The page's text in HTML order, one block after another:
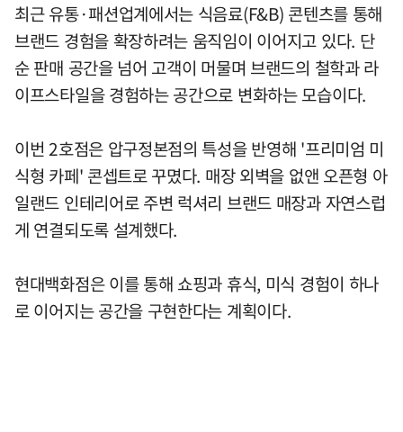
최근 유통·패션업계에서는 식음료(F&B) 콘텐츠를 통해
브랜드 경험을 확장하려는 움직임이 이어지고 있다. 단
순 판매 공간을 넘어 고객이 머물며 브랜드의 철학과 라
이프스타일을 경험하는 공간으로 변화하는 모습이다.
이번 2호점은 압구정본점의 특성을 반영해 '프리미엄 미
식형 카페' 콘셉트로 꾸몄다. 매장 외벽을 없앤 오픈형 아
일랜드 인테리어로 주변 럭셔리 브랜드 매장과 자연스럽
게 연결되도록 설계했다.
현대백화점은 이를 통해 쇼핑과 휴식, 미식 경험이 하나
로 이어지는 공간을 구현한다는 계획이다.